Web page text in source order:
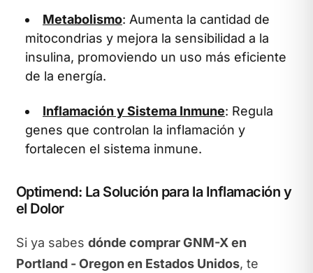
Metabolismo: Aumenta la cantidad de
mitocondrias y mejora la sensibilidad a la
insulina, promoviendo un uso más eficiente
de la energía.
Inflamación y Sistema Inmune: Regula
genes que controlan la inflamación y
fortalecen el sistema inmune.
Optimend: La Solución para la Inflamación y
el Dolor
Si ya sabes dónde comprar GNM-X en
Portland - Oregon en Estados Unidos, te